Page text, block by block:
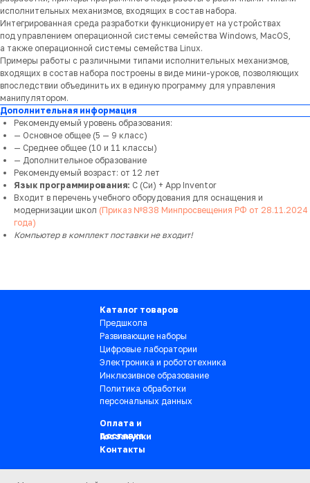
исполнительных механизмов, входящих в состав набора.
Интегрированная среда разработки функционирует на устройствах
под управлением операционной системы семейства Windows, MacOS,
а также операционной системы семейства Linux.
Примеры работы с различными типами исполнительных механизмов,
входящих в состав набора построены в виде мини-уроков, позволяющих
впоследствии объединить их в единую программу для управления
манипулятором.
Дополнительная информация
Рекомендуемый уровень образования:
— Основное общее (5 — 9 класс)
— Среднее общее (10 и 11 классы)
— Дополнительное образование
Рекомендуемый возраст: от 12 лет
Язык программирования: C (Си) + App Inventor
Входит в перечень учебного оборудования для оснащения и
модернизации школ (Приказ №838 Минпросвещения РФ от 28.11.2024
года)
Компьютер в комплект поставки не входит!
Каталог товаров
Оплата и
доставка
Госзакупки
Контакты
Предшкола
Развивающие наборы
Цифровые лаборатории
Электроника и робототехника
Инклюзивное образование
Политика обработки
персональных данных